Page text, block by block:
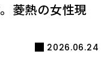
2026.06.24